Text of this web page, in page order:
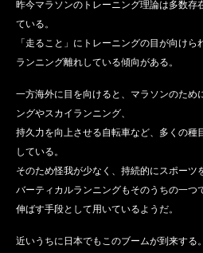
昨今マラソンのトレーニング理論は多数存
ている。
「走ること」にトレーニングの目が向け
ランニング離れしている傾向がある。
一方海外に目を向けると、マラソンのため
ングやスカイランニング、
持久力を向上させる自転車など、多くの種
している。
そのため怪我が少なく、持続的にスポーツ
バーティカルランニングもそのうちの一つ
伸ばす手段として用いているようだ。
近いうちに日本でもこのブームが到来する。